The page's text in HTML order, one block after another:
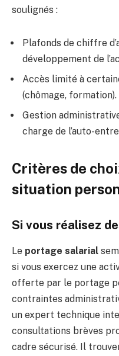
soulignés :
Plafonds de chiffre
développement de
Accès limité à
(chômage, formation).
Gestion
charge de l’auto-
Critères de
situation
Si vous réalisez
Le portage salarial
si vous exercez une
offerte par le portage
contraintes
un expert technique
consultations brèves
cadre sécurisé. Il